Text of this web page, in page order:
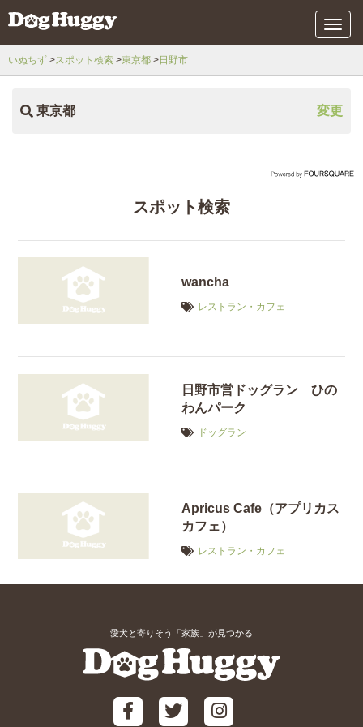
メ
ニ
いぬちず スポット検索 東京都 日野市
東京都 変更
スポット検索
wancha
レストラン・カフェ
日野市営ドッグラン ひの
わんパーク
ドッグラン
Apricus Cafe（アプリカス
カフェ）
レストラン・カフェ
愛犬と寄りそう「家族」が見つかる